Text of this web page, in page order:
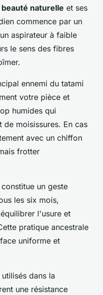
beauté naturelle et ses
commence par un
aspirateur à faible
le sens des fibres
ennemi du tatami
votre pièce et
humides qui
moisissures. En cas
avec un chiffon
frotter
un geste
les six mois,
l'usure et
pratique ancestrale
uniforme et
utilisés dans la
une résistance